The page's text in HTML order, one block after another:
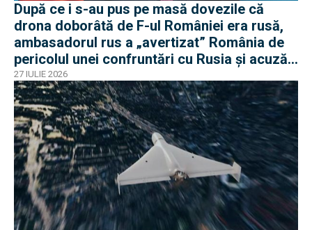
După ce i s-au pus pe masă dovezile că
drona doborâtă de F-ul României era rusă,
ambasadorul rus a „avertizat” România de
pericolul unei confruntări cu Rusia și acuză
o „înscenare propagandistă”
27 IULIE 2026